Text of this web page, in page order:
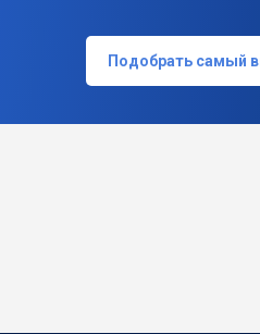
Подобрать самый